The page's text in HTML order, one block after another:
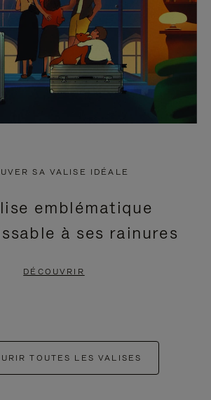
SA VALISE IDÉALE
emblématique
à ses rainures
DÉCOUVRIR
TOUTES LES VALISES